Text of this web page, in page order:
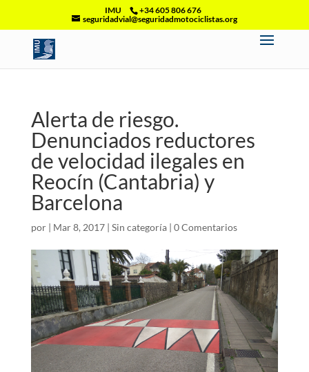
IMU
+34 605 806 676
seguridadvial@seguridadmotociclistas.org
Alerta de riesgo.
Denunciados reductores
de velocidad ilegales en
Reocín (Cantabria) y
Barcelona
por | Mar 8, 2017| Sin categoría| 0 Comentarios